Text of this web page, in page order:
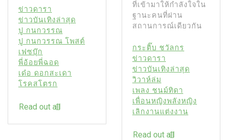
ข่าวดารา
ข่าวบันเทิงล่าสุด
ปู กนกวรรณ
ปู กนกวรรณ โพสต์
เฟซบุ๊ก
พี่อ้อยพี่ฉอด
เด๋อ ดอกสะเดา
โรคสโตรก
Read out all
ที่เข้ามาให้กำลังใจใน
ฐานะคนที่ผ่าน
สถานการณ์เดียวกัน
กระติ๊บ ชวัลกร
ข่าวดารา
ข่าวบันเทิงล่าสุด
วิวาห์ล่ม
เพลง ชนม์ทิดา
เพื่อนหญิงพลังหญิง
เลิกงานแต่งงาน
Read out all